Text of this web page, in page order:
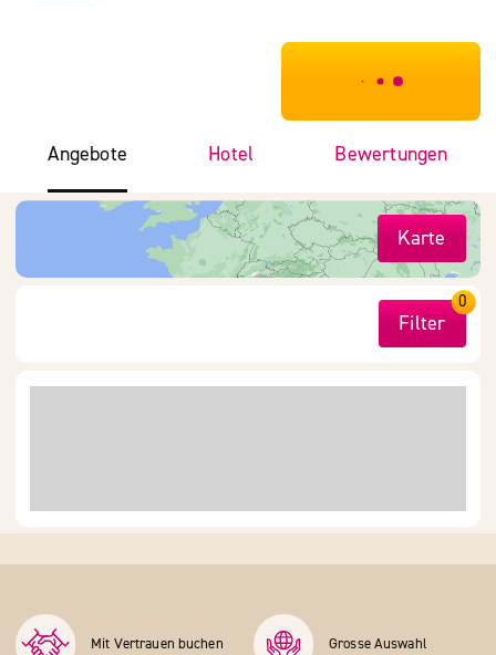
***************
Angebote Hotel Bewertungen
Karte
Filter
0
Mit Vertrauen buchen Grosse Auswahl